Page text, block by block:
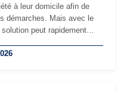
à leur domicile afin de
démarches. Mais avec le
peut rapidement
de marque… Le